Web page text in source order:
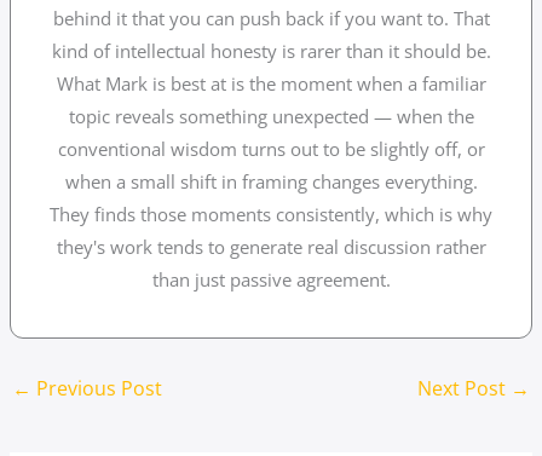
behind it that you can push back if you want to. That
kind of intellectual honesty is rarer than it should be.
What Mark is best at is the moment when a familiar
topic reveals something unexpected — when the
conventional wisdom turns out to be slightly off, or
when a small shift in framing changes everything.
They finds those moments consistently, which is why
they's work tends to generate real discussion rather
than just passive agreement.
← Previous Post Next Post →